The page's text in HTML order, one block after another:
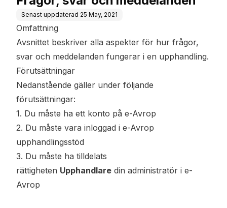
Senast uppdaterad 25 May, 2021
Omfattning
Avsnittet beskriver alla aspekter för hur frågor,
svar och meddelanden fungerar i en upphandling.
Förutsättningar
Nedanstående gäller under följande
förutsättningar:
1. Du måste ha ett konto på e-Avrop
2. Du måste vara inloggad i e-Avrop
upphandlingsstöd
3. Du måste ha tilldelats
rättigheten Upphandlare din administratör i e-
Avrop